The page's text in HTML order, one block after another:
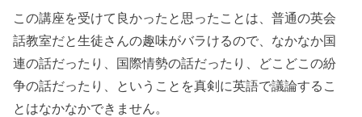
この講座を受けて良かったと思ったことは、普通の英会
話教室だと生徒さんの趣味がバラけるので、なかなか国
連の話だったり、国際情勢の話だったり、どこどこの紛
争の話だったり、ということを真剣に英語で議論するこ
とはなかなかできません。